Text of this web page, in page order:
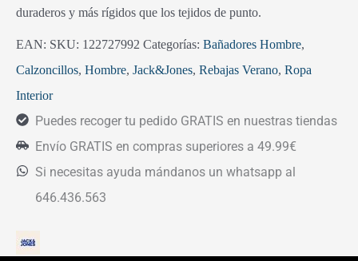
duraderos y más rígidos que los tejidos de punto.
EAN: SKU: 122727992 Categorías: Bañadores Hombre,
Calzoncillos, Hombre, Jack&Jones, Rebajas Verano, Ropa
Interior
Puedes recoger tu pedido GRATIS en nuestras tiendas
Envío GRATIS en compras superiores a 49.99€
Si necesitas ayuda mándanos un whatsapp al
646.436.563